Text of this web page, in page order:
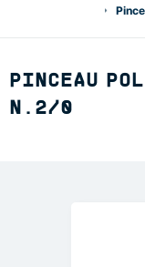
PINCEAU
N.2/0